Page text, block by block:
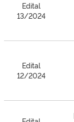
Edital
13/2024
Edital
12/2024